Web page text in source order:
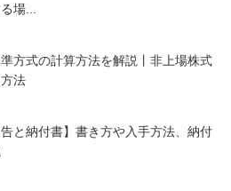
場...
方式の計算方法を解説丨非上場株式
法
告と納付書】書き方や入手方法、納付